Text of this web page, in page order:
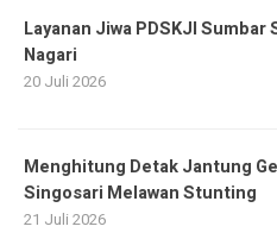
Layanan Jiwa PDSKJI Sumbar
Nagari
20 Juli 2026
Menghitung Detak Jantung
Singosari Melawan Stunting
21 Juli 2026